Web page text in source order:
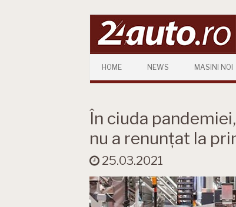
HOME NEWS MASINI NOI
În ciuda
nu a renunțat la
25.03.2021